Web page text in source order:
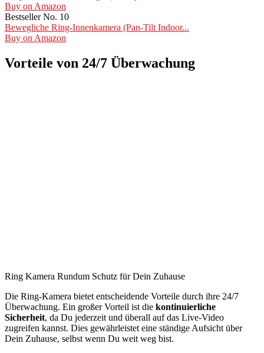
Buy on Amazon
Bestseller No. 10
Bewegliche Ring-Innenkamera (Pan-Tilt Indoor...
Buy on Amazon
Vorteile von 24/7 Überwachung
Ring Kamera Rundum Schutz für Dein Zuhause
Die Ring-Kamera bietet entscheidende Vorteile durch ihre 24/7
Überwachung. Ein großer Vorteil ist die kontinuierliche
Sicherheit, da Du jederzeit und überall auf das Live-Video
zugreifen kannst. Dies gewährleistet eine ständige Aufsicht über
Dein Zuhause, selbst wenn Du weit weg bist.